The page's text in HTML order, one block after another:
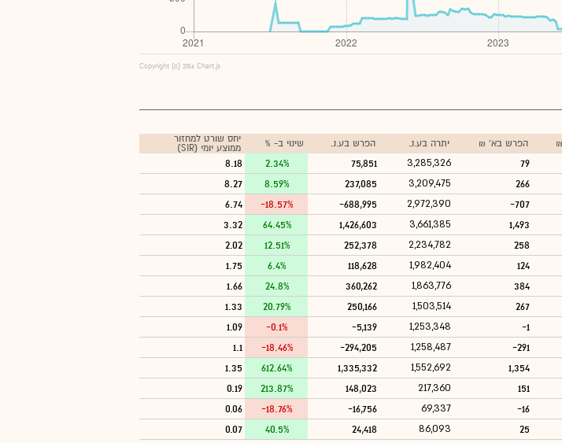
Copyright (c) 2016 Chart.js
הפרש בא' ₪ יתרה בע.נ. הפרש בע.נ. שינוי ב- %
יחס שורט למחזור
ממוצע יומי (SIR)
79
3,285,326
75,851
2.34%
8.18
266
3,209,475
237,085
8.59%
8.27
-707
2,972,390
-688,995
-18.57%
6.74
1,493
3,661,385
1,426,603
64.45%
3.32
258
2,234,782
252,378
12.51%
2.02
124
1,982,404
118,628
6.4%
1.75
384
1,863,776
360,262
24.8%
1.66
267
1,503,514
250,166
20.79%
1.33
-1
1,253,348
-5,139
-0.1%
1.09
-291
1,258,487
-294,205
-18.46%
1.1
1,354
1,552,692
1,335,332
612.64%
1.35
151
217,360
148,023
213.87%
0.19
-16
69,337
-16,756
-18.76%
0.06
25
86,093
24,418
40.5%
0.07